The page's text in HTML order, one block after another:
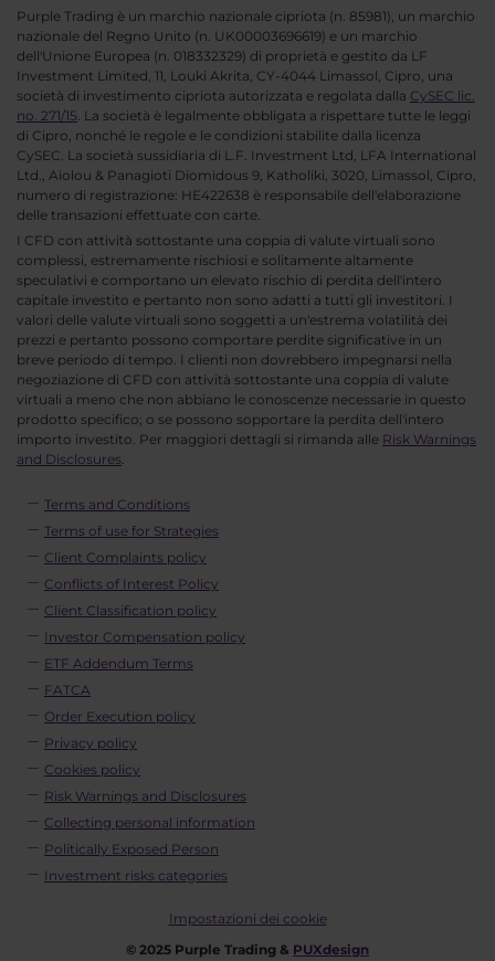
Purple Trading è un marchio nazionale cipriota (n. 85981), un marchio
nazionale del Regno Unito (n. UK00003696619) e un marchio
dell'Unione Europea (n. 018332329) di proprietà e gestito da LF
Investment Limited, 11, Louki Akrita, CY-4044 Limassol, Cipro, una
società di investimento cipriota autorizzata e regolata dalla CySEC lic.
no. 271/15 . La società è legalmente obbligata a rispettare tutte le leggi
di Cipro, nonché le regole e le condizioni stabilite dalla licenza
CySEC. La società sussidiaria di L.F. Investment Ltd, LFA International
Ltd., Aiolou & Panagioti Diomidous 9, Katholiki, 3020, Limassol, Cipro,
numero di registrazione: HE422638 è responsabile dell'elaborazione
delle transazioni effettuate con carte.
I CFD con attività sottostante una coppia di valute virtuali sono
complessi, estremamente rischiosi e solitamente altamente
speculativi e comportano un elevato rischio di perdita dell'intero
capitale investito e pertanto non sono adatti a tutti gli investitori. I
valori delle valute virtuali sono soggetti a un'estrema volatilità dei
prezzi e pertanto possono comportare perdite significative in un
breve periodo di tempo. I clienti non dovrebbero impegnarsi nella
negoziazione di CFD con attività sottostante una coppia di valute
virtuali a meno che non abbiano le conoscenze necessarie in questo
prodotto specifico; o se possono sopportare la perdita dell'intero
importo investito. Per maggiori dettagli si rimanda alle Risk Warnings
and Disclosures
Terms and Conditions
Terms of use for Strategies
Client Complaints policy
Conflicts of Interest Policy
Client Classification policy
Investor Compensation policy
ETF Addendum Terms
FATCA
Order Execution policy
Privacy policy
Cookies policy
Risk Warnings and Disclosures
Collecting personal information
Politically Exposed Person
Investment risks categories
Impostazioni dei cookie
© 2025 Purple Trading & PUXdesign